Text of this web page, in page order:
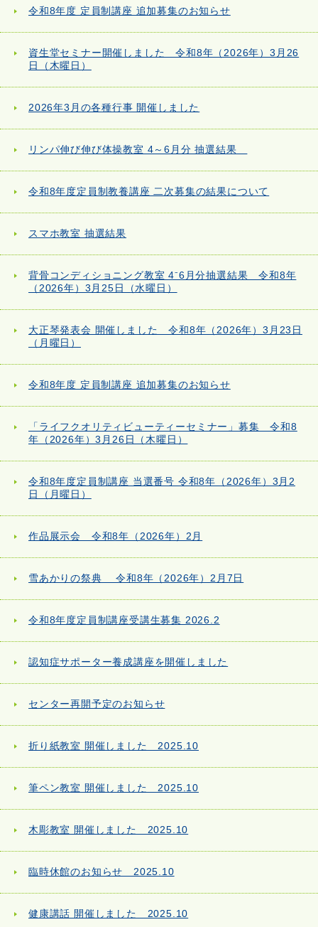
令和8年度 定員制講座 追加募集のお知らせ
資生堂セミナー開催しました 令和8年（2026年）3月26
日（木曜日）
2026年3月の各種行事 開催しました
リンパ伸び伸び体操教室 4～6月分 抽選結果
令和8年度定員制教養講座 二次募集の結果について
スマホ教室 抽選結果
背骨コンディショニング教室 4⁻6月分抽選結果 令和8年
（2026年）3月25日（水曜日）
大正琴発表会 開催しました 令和8年（2026年）3月23日
（月曜日）
令和8年度 定員制講座 追加募集のお知らせ
「ライフクオリティビューティーセミナー」募集 令和8
年（2026年）3月26日（木曜日）
令和8年度定員制講座 当選番号 令和8年（2026年）3月2
日（月曜日）
作品展示会 令和8年（2026年）2月
雪あかりの祭典 令和8年（2026年）2月7日
令和8年度定員制講座受講生募集 2026.2
認知症サポーター養成講座を開催しました
センター再開予定のお知らせ
折り紙教室 開催しました 2025.10
筆ペン教室 開催しました 2025.10
木彫教室 開催しました 2025.10
臨時休館のお知らせ 2025.10
健康講話 開催しました 2025.10